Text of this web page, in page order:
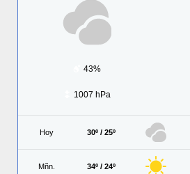
43%
1007 hPa
Hoy 30º / 25º
Mñn. 34º / 24º